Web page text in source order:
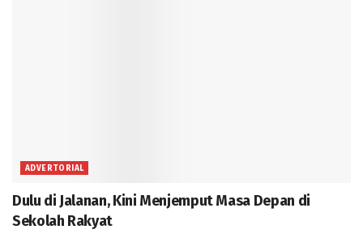
ADVERTORIAL
Dulu di Jalanan, Kini Menjemput Masa Depan di
Sekolah Rakyat